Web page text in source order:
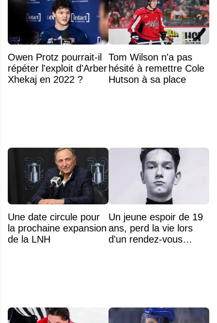
Owen Protz pourrait-il
répéter l'exploit d'Arber
Xhekaj en 2022 ?
Tom Wilson n'a pas
hésité à remettre Cole
Hutson à sa place
Une date circule pour
la prochaine expansion
de la LNH
Un jeune espoir de 19
ans, perd la vie lors
d'un rendez-vous